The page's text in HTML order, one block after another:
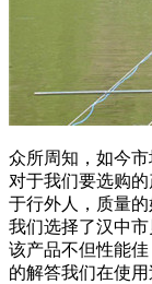
众所周知，如今
对于我们要选购
于行外人，质量
我们选择了汉中
该产品不但性能
的解答我们在使